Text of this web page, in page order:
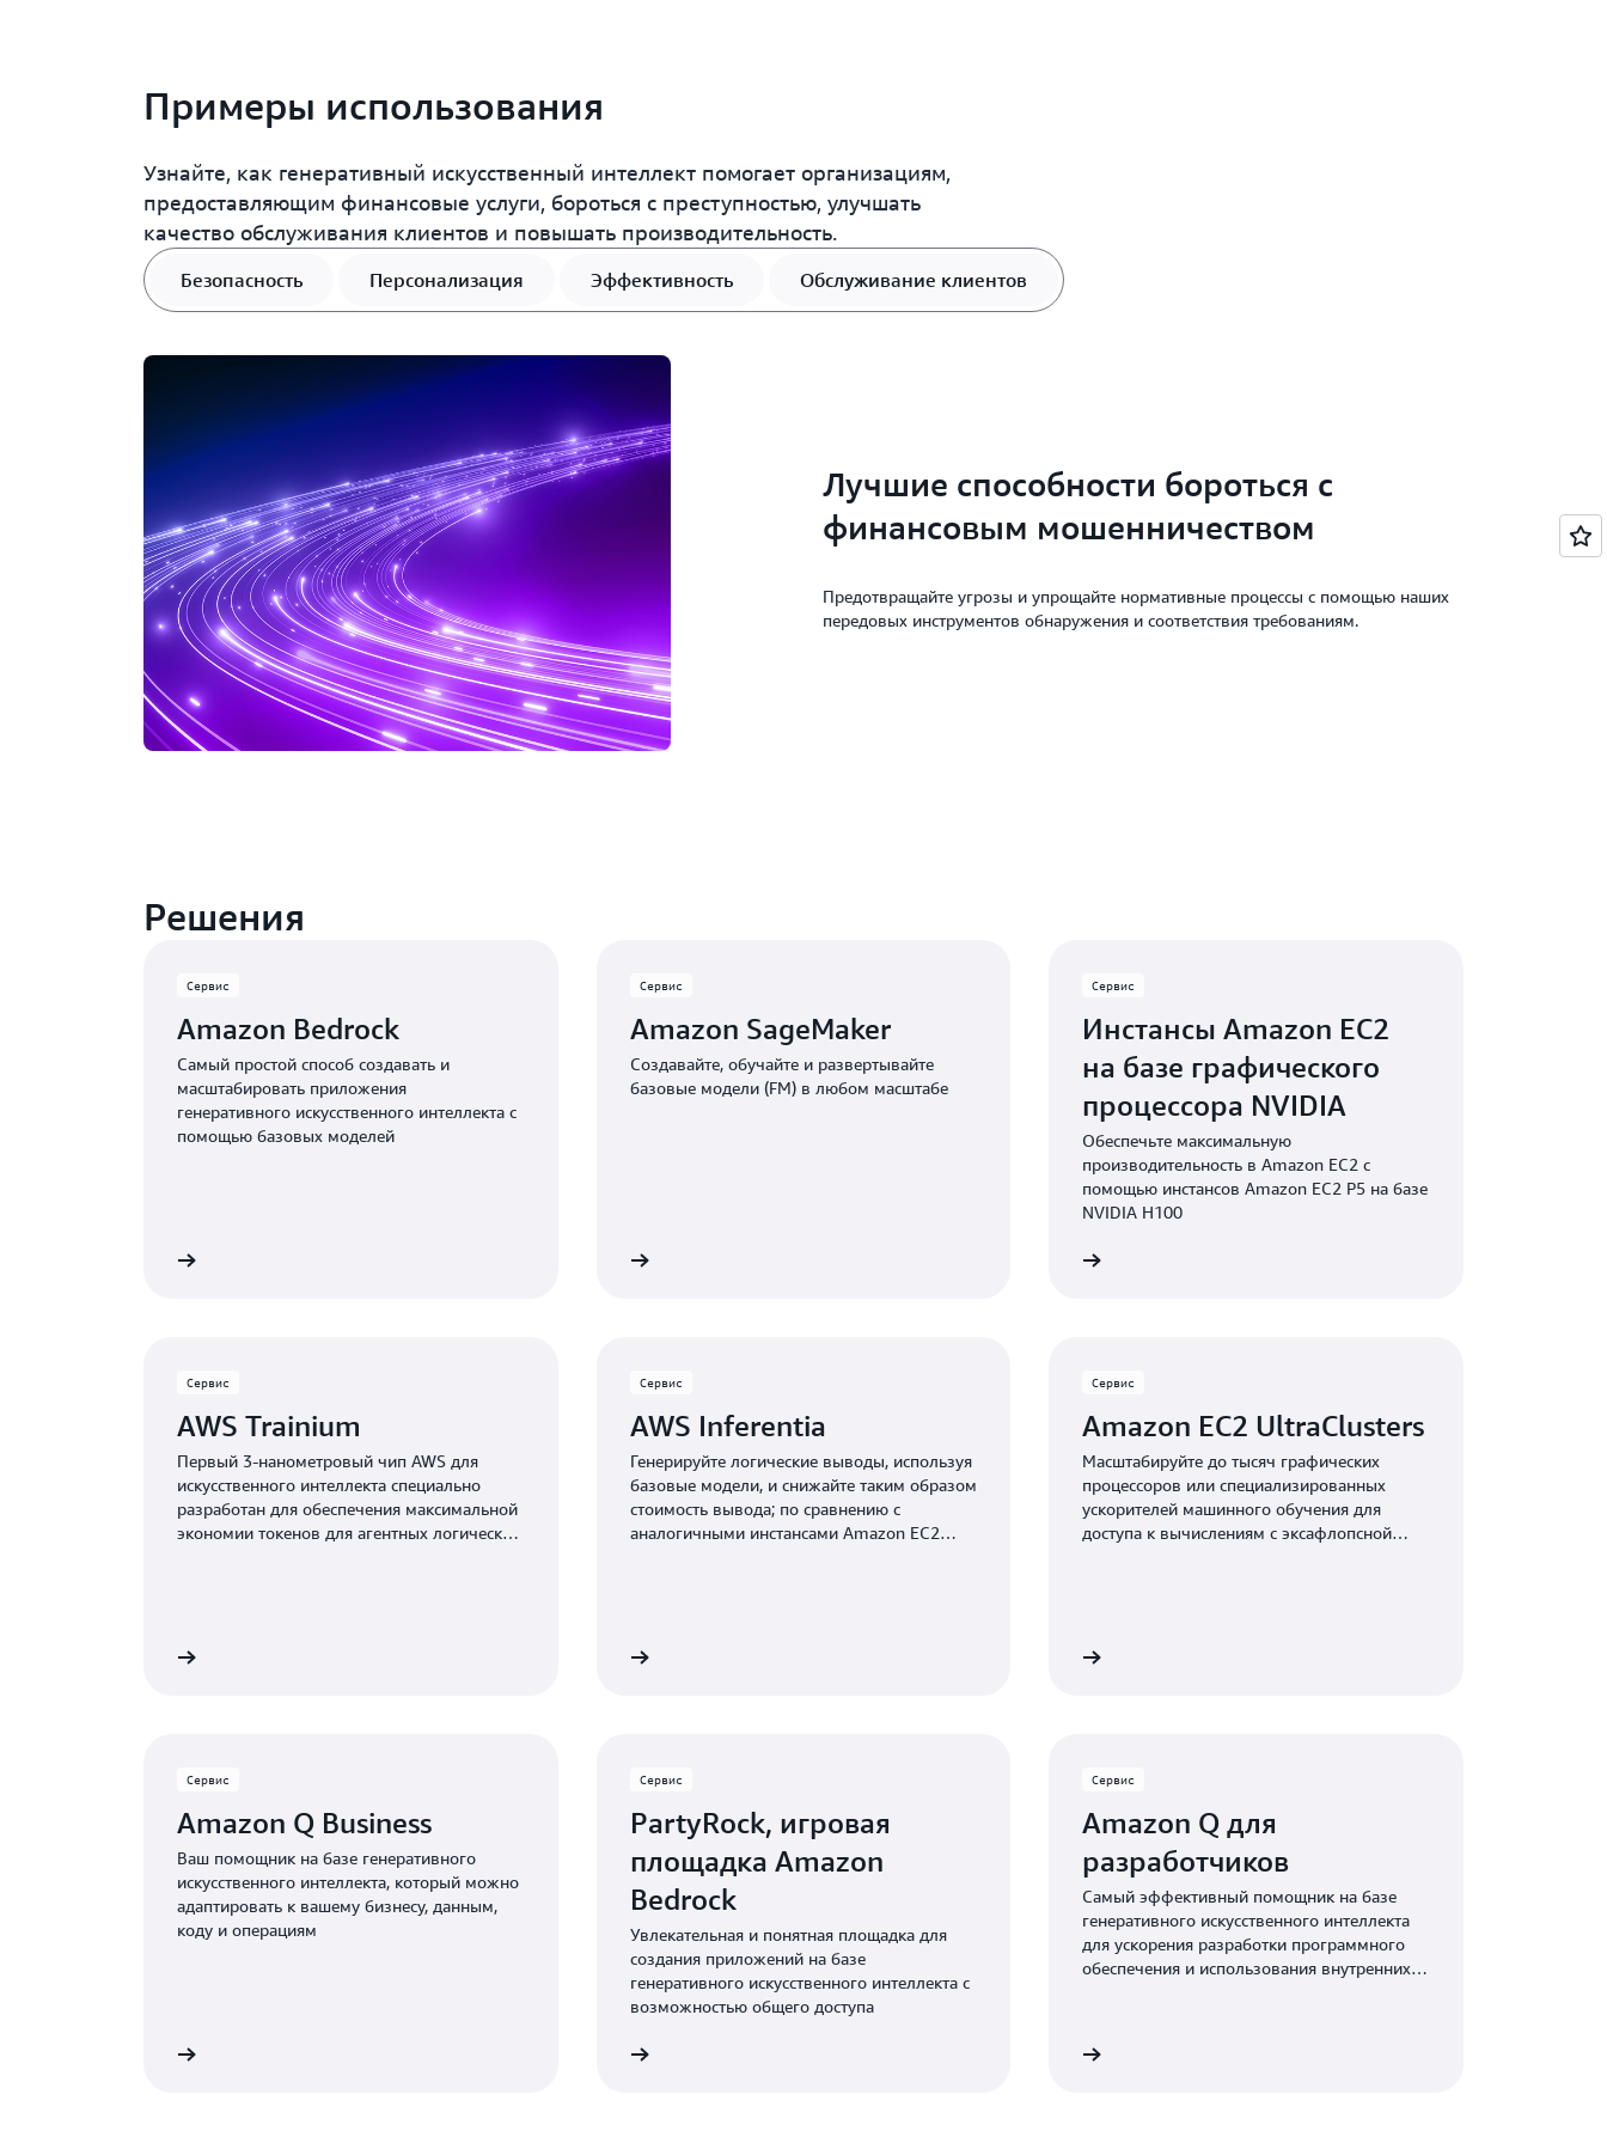
Примеры использования
Узнайте, как генеративный искусственный интеллект помогает организациям,
предоставляющим финансовые услуги, бороться с преступностью, улучшать
качество обслуживания клиентов и повышать производительность.
Безопасность Персонализация Эффективность Обслуживание клиентов
Лучшие способности бороться с
финансовым мошенничеством
Предотвращайте угрозы и упрощайте нормативные процессы с помощью наших
передовых инструментов обнаружения и соответствия требованиям.
Решения
Сервис
Amazon Bedrock
Самый простой способ создавать и
масштабировать приложения
генеративного искусственного интеллекта с
помощью базовых моделей
Сервис
Amazon SageMaker
Создавайте, обучайте и развертывайте
базовые модели (FM) в любом масштабе
Сервис
Инстансы Amazon EC2
на базе графического
процессора NVIDIA
Обеспечьте максимальную
производительность в Amazon EC2 с
помощью инстансов Amazon EC2 P5 на базе
NVIDIA H100
Сервис
AWS Trainium
Первый 3-нанометровый чип AWS для
искусственного интеллекта специально
разработан для обеспечения максимальной
экономии токенов для агентных логических
Сервис
AWS Inferentia
Генерируйте логические выводы, используя
базовые модели, и снижайте таким образом
стоимость вывода; по сравнению с
аналогичными инстансами Amazon EC2
Сервис
Amazon EC2 UltraClusters
Масштабируйте до тысяч графических
процессоров или специализированных
ускорителей машинного обучения для
доступа к вычислениям с эксафлопсной
Сервис
Amazon Q Business
Ваш помощник на базе генеративного
искусственного интеллекта, который можно
адаптировать к вашему бизнесу, данным,
коду и операциям
Сервис
PartyRock, игровая
площадка Amazon
Bedrock
Увлекательная и понятная площадка для
создания приложений на базе
генеративного искусственного интеллекта с
возможностью общего доступа
Сервис
Amazon Q для
разработчиков
Самый эффективный помощник на базе
генеративного искусственного интеллекта
для ускорения разработки программного
обеспечения и использования внутренних